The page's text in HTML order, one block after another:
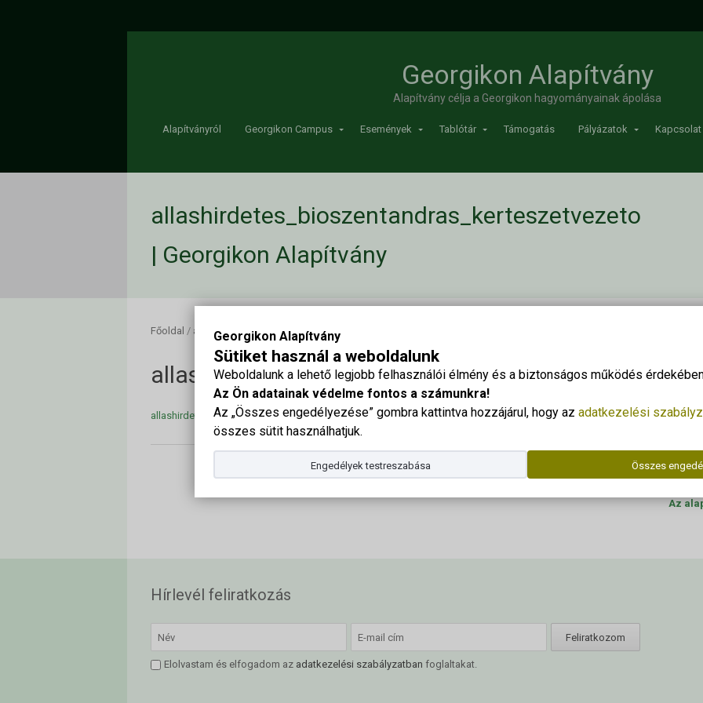
Georgikon Alapítvány
Sütiket használ a weboldalunk
Weboldalunk a lehető legjobb felhasználói élmény és a biztonságos működés
Az Ön adatainak védelme fontos a számunkra!
Az „Összes engedélyezése” gombra kattintva hozzájárul, hogy az adatkezelési
összes sütit használhatjuk.
Összes
Engedélyek testreszabása
Georgikon Alapítvány
Alapítvány célja a Georgikon hagyományainak ápolása
Alapítványról Georgikon Campus Események Tablótár Támogatás Pályázatok Kapcsolat
allashirdetes_bioszentandras_kerteszetvezeto
| Georgikon Alapítvány
Főoldal / allashirdetes_bioszentandras_kerteszetvezeto
allashirdetes_bioszentandras_kerteszetvezeto
allashirdetes_bioszentandras_kerteszetvezeto
E-
Az
Hírlevél feliratkozás
Elolvastam és elfogadom az adatkezelési szabályzatban foglaltakat.